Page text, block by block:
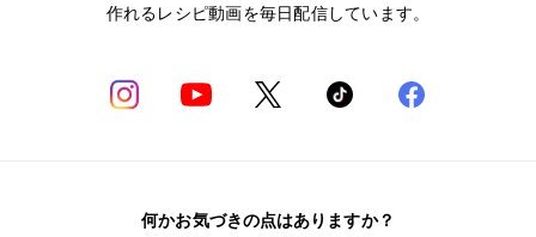
作れるレシピ動画を毎日配信しています。
何かお気づきの点はありますか？